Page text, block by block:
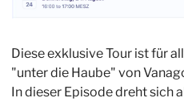
Diese exklusive Tour ist für
"unter die Haube" von
In dieser Episode dreht sich